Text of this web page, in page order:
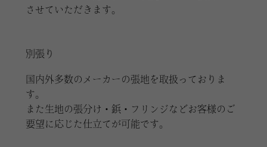
させていただきます。
別張り
国内外多数のメーカーの張地を取扱っておりま
す。
また生地の張分け・鋲・フリンジなどお客様のご
要望に応じた仕立てが可能です。